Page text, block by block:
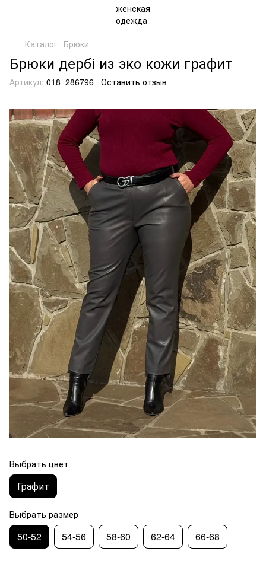
Каталог Брюки
Брюки дербі из эко кожи графит
Артикул: 018_286796 Оставить отзыв
Выбрать цвет
Графит
Выбрать размер
50-52 54-56 58-60 62-64 66-68